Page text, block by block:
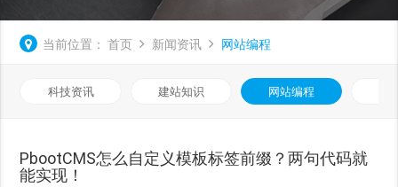
当前位置： 首页 新闻资讯 网站编程
科技资讯 建站知识 网站编程
PbootCMS怎么自定义模板标签前缀？两句代码就
能实现！